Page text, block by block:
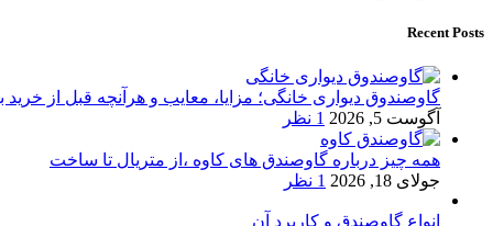
Recent Posts
گاوصندوق دیواری خانگی؛ مزایا، معایب و هرآنچه قبل از خرید
آگوست 5, 2026
1 نظر
همه چیز درباره گاوصندق های کاوه ،از متریال تا ساخت
جولای 18, 2026
1 نظر
انواع گاوصندق و کاربرد آن